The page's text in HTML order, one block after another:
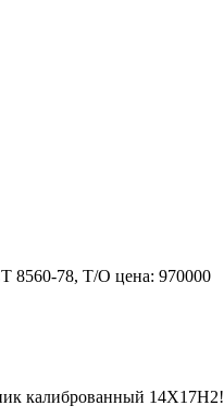
8560-78, Т/О цена: 970000
калиброванный 14Х17Н2!